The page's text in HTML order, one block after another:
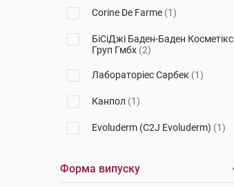
Corine De Farme (1)
БіСіДжі Баден-Баден Косметікс
Груп Гмбх (2)
Лабораторіес Сарбек (1)
Канпол (1)
Evoluderm (C2J Evoluderm) (1)
Форма випуску